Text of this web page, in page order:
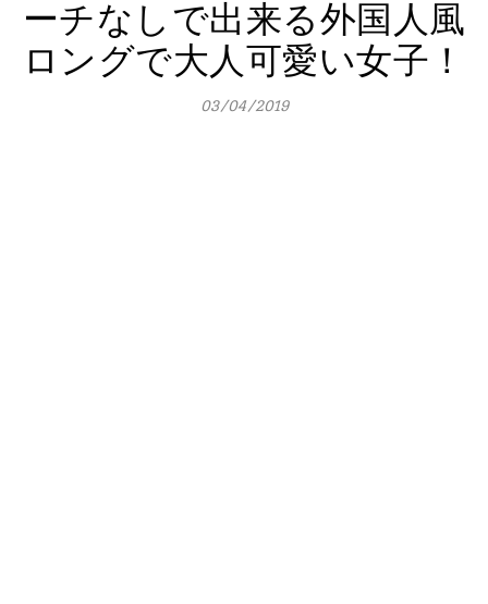
ーチなしで出来る外国人風
ロングで大人可愛い女子！
03/04/2019